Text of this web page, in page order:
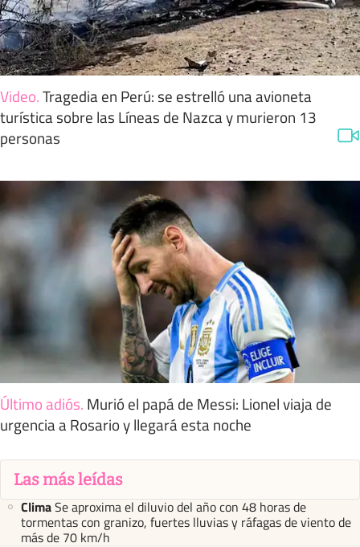
Video.Tragedia en Perú: se estrelló una avioneta
turística sobre las Líneas de Nazca y murieron 13
personas
Último adiós. Murió el papá de Messi: Lionel viaja de
urgencia a Rosario y llegará esta noche
Las más leídas
ClimaSe aproxima el diluvio del año con 48 horas de
tormentas con granizo, fuertes lluvias y ráfagas de viento de
más de 70 km/h